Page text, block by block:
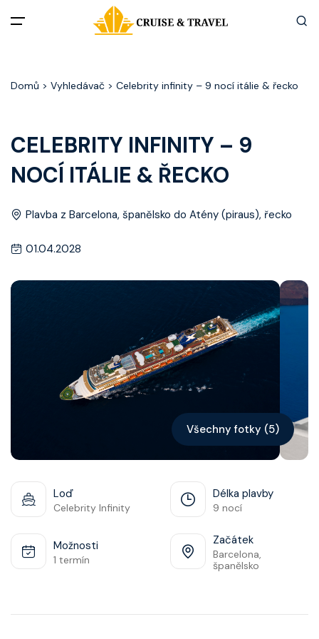
Akční nabídky
Destinace
Zážitky z plaveb
Užitečné informace
Často kladené otázky
Vyhledat plavbu
Domů > Vyhledávač > Celebrity infinity – 9 nocí itálie & řecko
CELEBRITY INFINITY – 9
NOCÍ ITÁLIE & ŘECKO
Plavba z Barcelona, španělsko do Atény (piraus), řecko
01.04.2028
Všechny fotky (5)
Loď
Celebrity Infinity
Délka plavby
9 nocí
Možnosti
1 termín
Začátek
Barcelona,
španělsko